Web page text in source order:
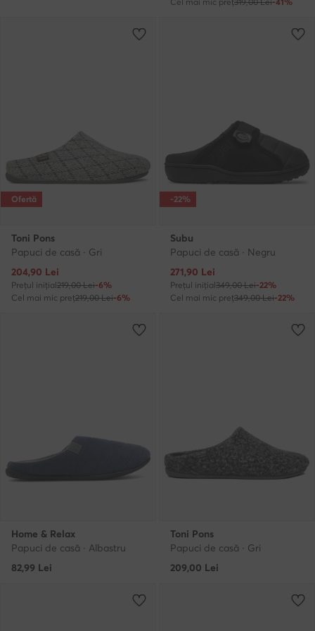
Ofertă
Toni Pons
Papuci de casă · Gri
Prețul actual
204,90 Lei
Prețul inițial219,00 Lei-6%
Cel mai mic preț219,00 Lei-6%
-22%
Subu
Papuci de casă · Negru
Prețul actual
271,90 Lei
Prețul inițial349,00 Lei-22%
Cel mai mic preț349,00 Lei-22%
Home & Relax
Papuci de casă · Albastru
82,99 Lei
Toni Pons
Papuci de casă · Gri
209,00 Lei